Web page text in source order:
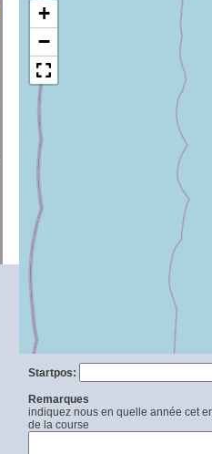
+
−
Startpos:
Remarques
indiquez nous en quelle année cet
de la course